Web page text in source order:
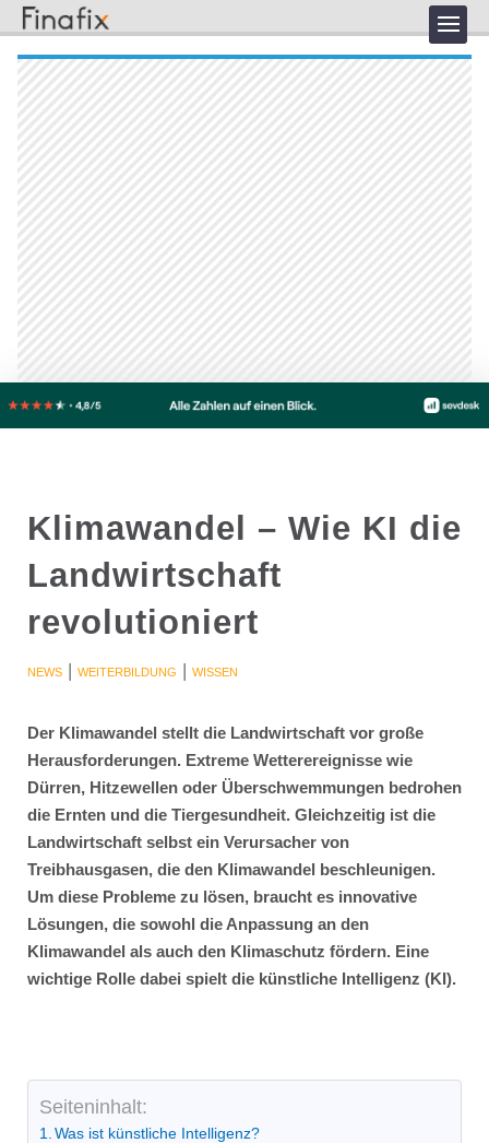
Klimawandel – Wie KI die
Landwirtschaft
revolutioniert
NEWS| WEITERBILDUNG | WISSEN
Der Klimawandel stellt die Landwirtschaft vor große
Herausforderungen. Extreme Wetterereignisse wie
Dürren, Hitzewellen oder Überschwemmungen bedrohen
die Ernten und die Tiergesundheit. Gleichzeitig ist die
Landwirtschaft selbst ein Verursacher von
Treibhausgasen, die den Klimawandel beschleunigen.
Um diese Probleme zu lösen, braucht es innovative
Lösungen, die sowohl die Anpassung an den
Klimawandel als auch den Klimaschutz fördern. Eine
wichtige Rolle dabei spielt die künstliche Intelligenz (KI).
Seiteninhalt:
Was ist künstliche Intelligenz?